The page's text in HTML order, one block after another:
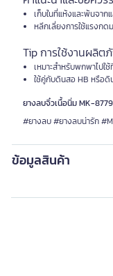
เก็บในที่แห้งและพ้นจา
หลีกเลี่ยงการใช้แรงก
Tip การใช้งานผลิ
เหมาะสำหรับพกพาไปใ
ใช้คู่กับดินสอ HB หรือดิ
ยางลบจิ๋วเนื้อนิ่ม MK-8779
#ยางลบ #ยางลบน่ารัก
ข้อมูลสินค้า